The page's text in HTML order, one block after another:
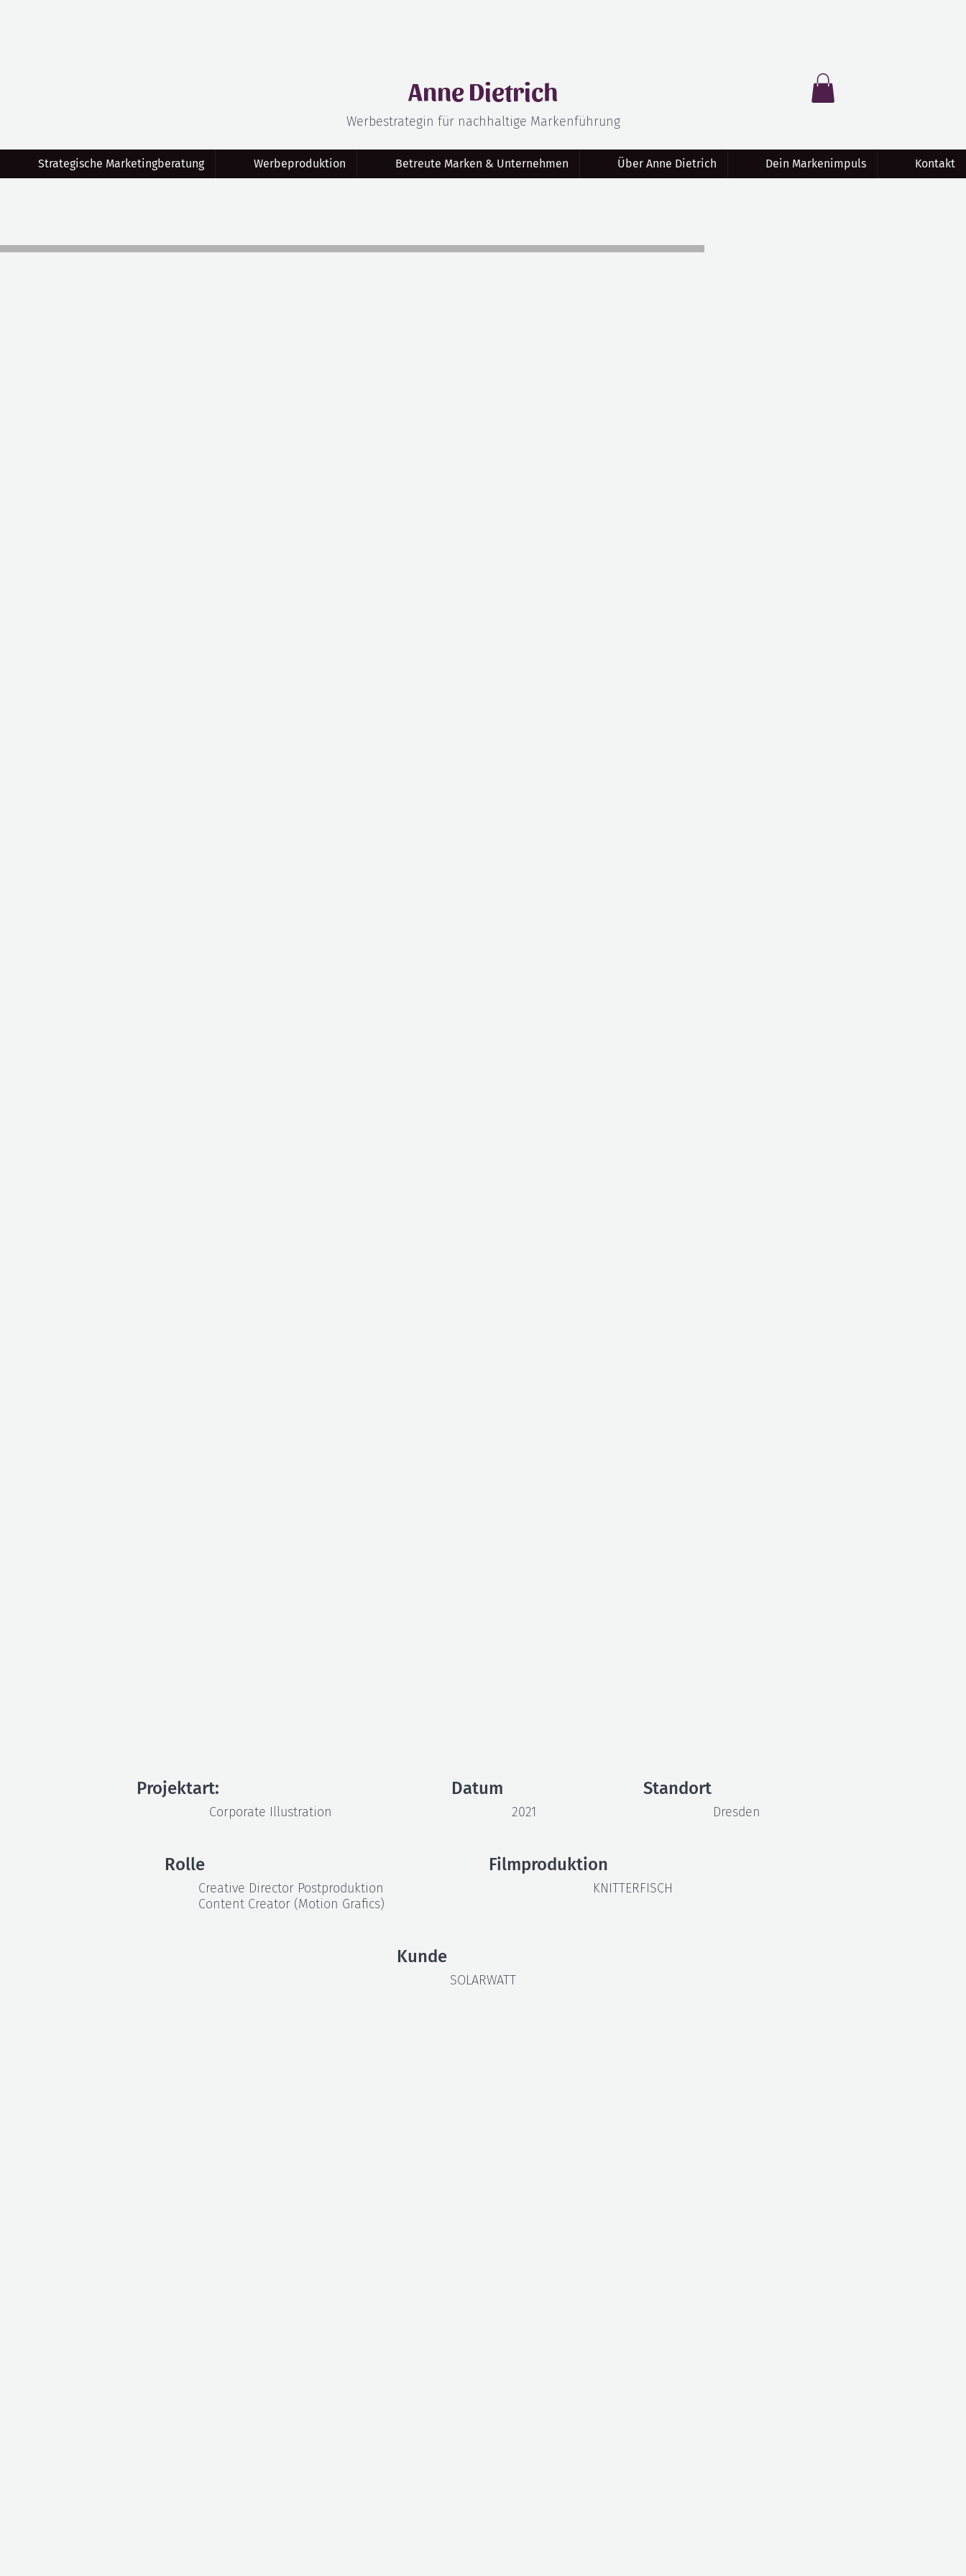
Anne Dietrich
Werbestrategin für nachhaltige Markenführung
Strategische Marketingberatung Werbeproduktion Betreute Marken & Unternehmen Über Anne Dietrich Dein Markenimpuls Kontakt
Projektart:
Corporate Illustration
Datum
2021
Standort
Dresden
Rolle
Creative Director Postproduktion
Content Creator (Motion Grafics)
Filmproduktion
KNITTERFISCH
Kunde
SOLARWATT